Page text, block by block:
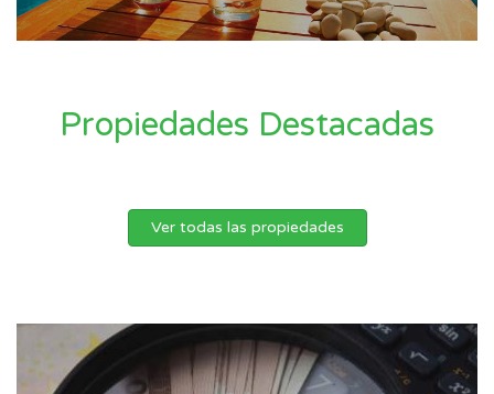
Propiedades Destacadas
Ver todas las propiedades